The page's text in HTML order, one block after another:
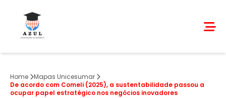
Home
Mapas Unicesumar
De acordo com Comeli (2025), a sustentabilidade passou a
ocupar papel estratégico nos negócios inovadores